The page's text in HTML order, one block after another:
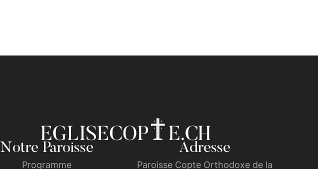
Notre Paroisse
Programme
Adresse
Paroisse Copte Orthodoxe de la